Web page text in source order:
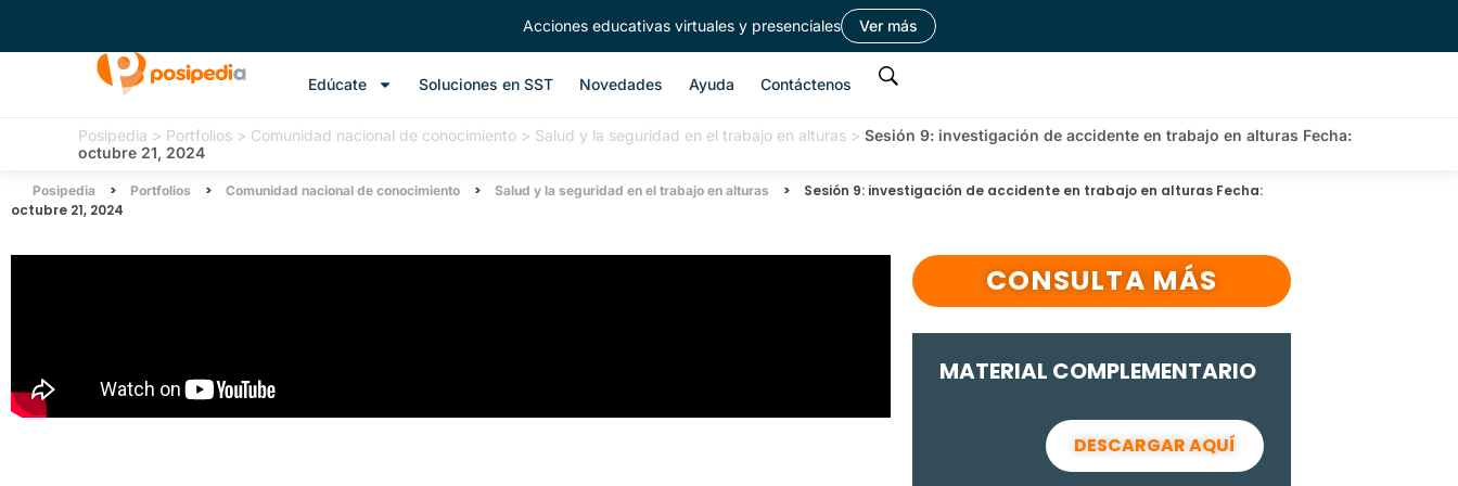
Acciones educativas virtuales y presenciales Ver más
Edúcate Soluciones en SST Novedades Ayuda Contáctenos
Posipedia > Portfolios > Comunidad nacional de conocimiento > Salud y la seguridad en el trabajo en alturas > Sesión 9: investigación de accidente en trabajo en alturas Fecha:
octubre 21, 2024
Posipedia > Portfolios > Comunidad nacional de conocimiento > Salud y la seguridad en el trabajo en alturas >
Sesión 9: investigación de accidente en trabajo en alturas Fecha:
octubre 21, 2024
CONSULTA MÁS
MATERIAL COMPLEMENTARIO
DESCARGAR AQUÍ